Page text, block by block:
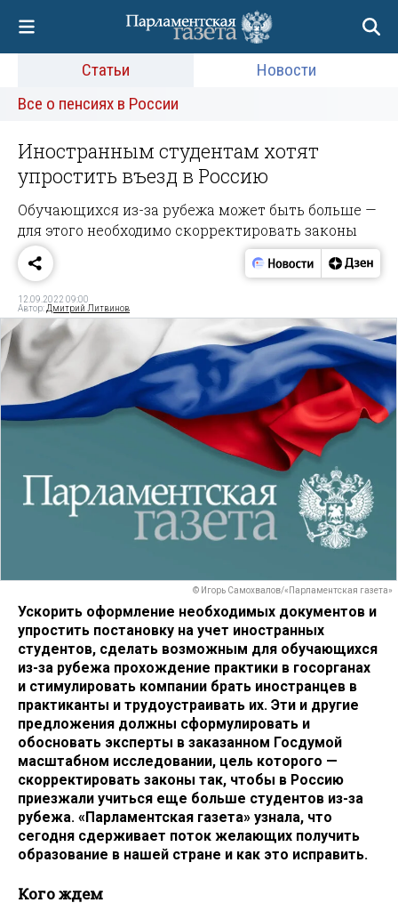
Статьи
Новости
Все о пенсиях в России
Иностранным студентам хотят
упростить въезд в Россию
Обучающихся из-за рубежа может быть больше —
для этого необходимо скорректировать законы
12.09.2022 09:00
Автор: Дмитрий Литвинов
© Игорь Самохвалов/«Парламентская газета»
Ускорить оформление необходимых документов и
упростить постановку на учет иностранных
студентов, сделать возможным для обучающихся
из-за рубежа прохождение практики в госорганах
и стимулировать компании брать иностранцев в
практиканты и трудоустраивать их. Эти и другие
предложения должны сформулировать и
обосновать эксперты в заказанном Госдумой
масштабном исследовании, цель которого —
скорректировать законы так, чтобы в Россию
приезжали учиться еще больше студентов из-за
рубежа. «Парламентская газета» узнала, что
сегодня сдерживает поток желающих получить
образование в нашей стране и как это исправить.
Кого ждем